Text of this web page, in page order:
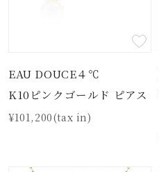
EAU DOUCE４℃
K10ピンクゴールド ピアス
¥101,200(tax in)